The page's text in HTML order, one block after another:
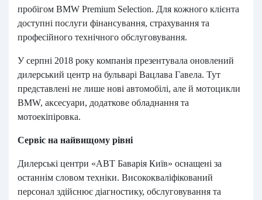
пробігом BMW Premium Selection. Для кожного клієнта
доступні послуги фінансування, страхування та
професійного технічного обслуговування.
У серпні 2018 року компанія презентувала оновлений
дилерський центр на бульварі Вацлава Гавела. Тут
представлені не лише нові автомобілі, але й мотоцикли
BMW, аксесуари, додаткове обладнання та
мотоекіпіровка.
Сервіс на найвищому рівні
Дилерські центри «АВТ Баварія Київ» оснащені за
останнім словом техніки. Висококваліфікований
персонал здійснює діагностику, обслуговування та